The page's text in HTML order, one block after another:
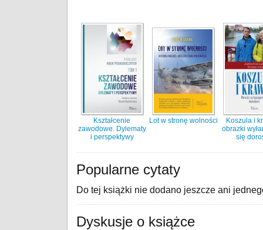
Kształcenie
zawodowe. Dylematy
i perspektywy
Lot w stronę wolności
Koszula i
obrazki
się
Popularne cytaty
Do tej książki nie dodano jeszcze ani
Dyskusje o książce